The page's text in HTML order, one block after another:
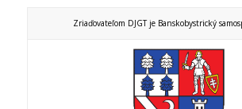
Zriaďovateľom DJGT je Banskobystrický